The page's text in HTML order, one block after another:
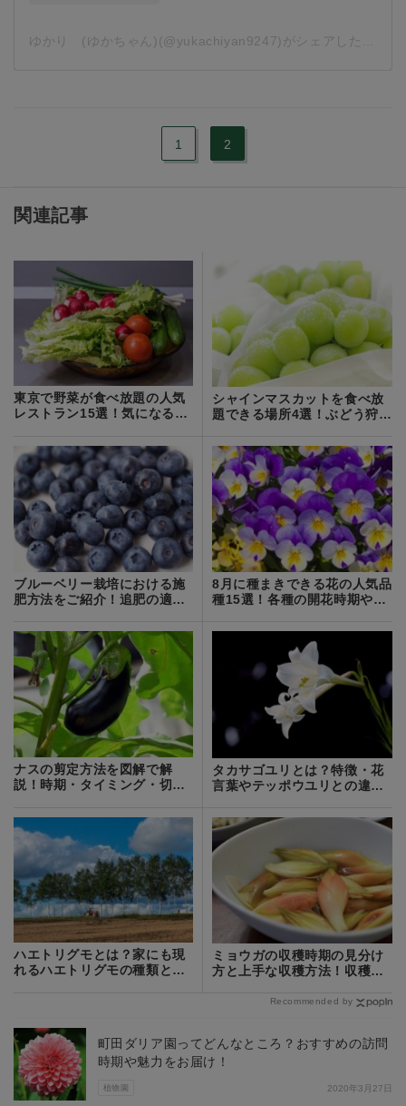
1 2
関連記事
東京で野菜が食べ放題の人気
レストラン15選！気になる種
シャインマスカットを食べ放
題できる場所4選！ぶどう狩り
ブルーベリー栽培における施
肥方法をご紹介！追肥の適切
8月に種まきできる花の人気品
種15選！各種の開花時期や特
ナスの剪定方法を図解で解
説！時期・タイミング・切る
タカサゴユリとは？特徴・花
言葉やテッポウユリとの違い
ハエトリグモとは？家にも現
れるハエトリグモの種類と駆
ミョウガの収穫時期の見分け
方と上手な収穫方法！収穫後
Recommended by
植物園
町田ダリア園ってどんなところ？おすすめの訪問
時期や魅力をお届け！
2020年3月27日